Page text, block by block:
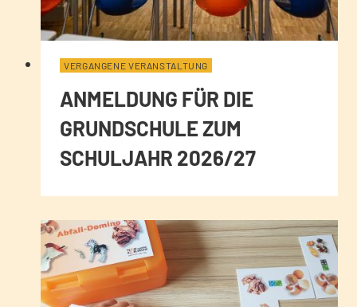
VERGANGENE VERANSTALTUNG
ANMELDUNG FÜR DIE
GRUNDSCHULE ZUM
SCHULJAHR 2026/27